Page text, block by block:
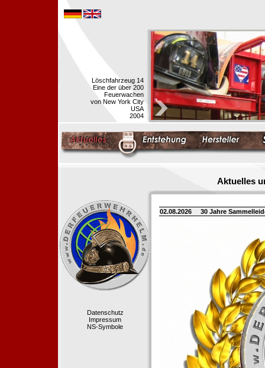
Löschfahrzeug 14
Eine der über 200
Feuerwachen
von New York City
USA
2004
Aktuelles
Datenschutz
Impressum
NS-Symbole
02.08.2026 30 Jahre